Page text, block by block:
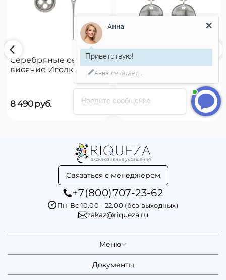
Серебряные серьги
висячие Иголка с
Needle and button
8 490руб.
Серебряные серьги
8 490руб.
Связаться с менеджером
+7(800)707-23-62
Пн-Вс 10.00 - 22.00 (без выходных)
zakaz@riqueza.ru
Меню
Документы
Введите сообщение
Анна
Приветствую!
Анна печатает...